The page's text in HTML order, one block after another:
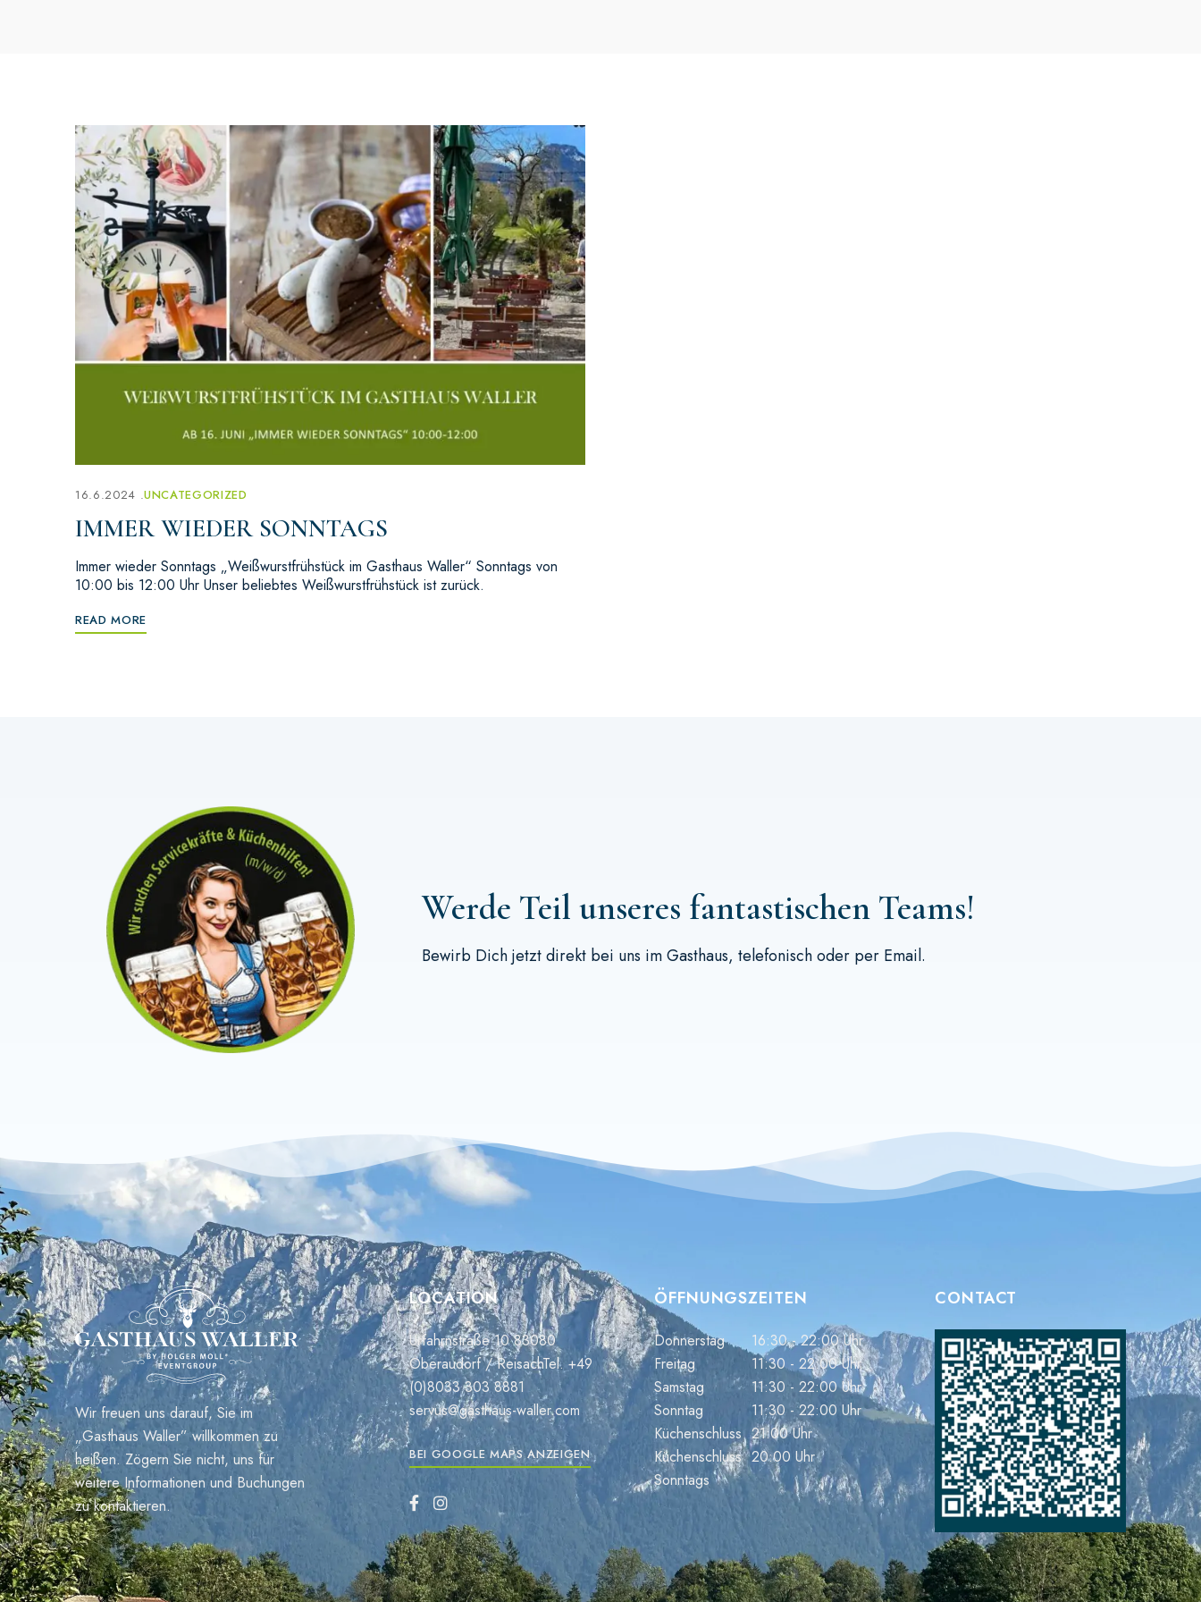
16.6.2024 UNCATEGORIZED
IMMER WIEDER SONNTAGS
Immer wieder Sonntags „Weißwurstfrühstück im Gasthaus Waller“ Sonntags von
10:00 bis 12:00 Uhr Unser beliebtes Weißwurstfrühstück ist zurück.
READ MORE
Werde Teil unseres fantastischen Teams!
Bewirb Dich jetzt direkt bei uns im Gasthaus,telefonischoder per Email.
Wir freuen uns darauf, Sie im
„Gasthaus Waller” willkommen zu
heißen. Zögern Sie nicht, uns für
weitere Informationen und Buchungen
zu kontaktieren.
LOCATION
Urfahrnstraße 10 83080
Oberaudorf / ReisachTel. +49
(0)8033 303 8881
servus@gasthaus-waller.com
BEI GOOGLE MAPS ANZEIGEN
ÖFFNUNGSZEITEN
Donnerstag
16:30 - 22:00 Uhr
Freitag
11:30 - 22:00 Uhr
Samstag
11:30 - 22:00 Uhr
Sonntag
11:30 - 22:00 Uhr
Küchenschluss 21:00 Uhr
Küchenschluss
Sonntags
20:00 Uhr
CONTACT